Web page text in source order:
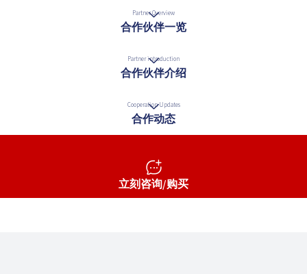
Partner Overview
合作伙伴一览
Partner introduction
合作伙伴介绍
Cooperation Updates
合作动态
立刻咨询/购买